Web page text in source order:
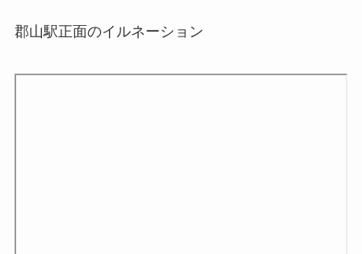
郡山駅正面のイルネーション